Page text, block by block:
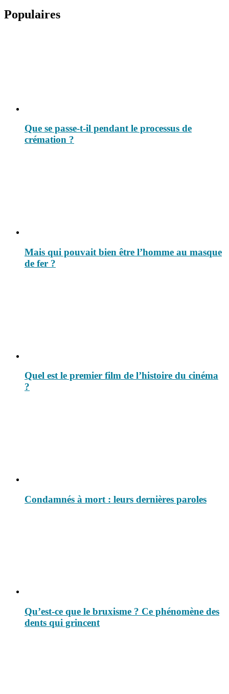
Populaires
Que se passe-t-il pendant le processus de
crémation ?
Mais qui pouvait bien être l’homme au masque
de fer ?
Quel est le premier film de l’histoire du cinéma
?
Condamnés à mort : leurs dernières paroles
Qu’est-ce que le bruxisme ? Ce phénomène des
dents qui grincent